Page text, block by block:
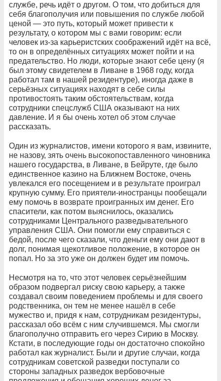
службе, речь идёт о другом. О том, что добиться для
себя благополучия или повышения по службе любой
ценой — это путь, который может привести к
результату, о котором мы с вами говорим: если
человек из-за карьеристских соображений идёт на всё,
то он в определённых ситуациях может пойти и на
предательство. Но люди, которые знают себе цену (я
был этому свидетелем в Ливане в 1968 году, когда
работал там в нашей резидентуре), иногда даже в
серьёзных ситуациях находят в себе силы
противостоять таким обстоятельствам, когда
сотрудники спецслужб США оказывают на них
давление. И я бы очень хотел об этом случае
рассказать.
Один из журналистов, имени которого я вам, извините,
не назову, зять очень высокопоставленного чиновника
нашего государства, в Ливане, в Бейруте, где было
единственное казино на Ближнем Востоке, очень
увлекался его посещением и в результате проиграл
крупную сумму. Его приятели-иностранцы пообещали
ему помочь в возврате проигранных им денег. Его
спасители, как потом выяснилось, оказались
сотрудниками Центрального разведывательного
управления США. Они помогли ему справиться с
бедой, после чего сказали, что деньги ему они дают в
долг, понимая щекотливое положение, в которое он
попал. Но за это уже он должен будет им помочь.
Несмотря на то, что этот человек серьёзнейшим
образом подвергал риску свою карьеру, а также
создавал своим поведением проблемы и для своего
родственника, он тем не менее нашёл в себе
мужество и, придя к нам, сотрудникам резидентуры,
рассказал обо всём с ним случившемся. Мы смогли
благополучно отправить его через Сирию в Москву.
Кстати, в последующие годы он достаточно спокойно
работал как журналист. Были и другие случаи, когда
сотрудникам советской разведки поступали со
стороны западных разведок вербовочные